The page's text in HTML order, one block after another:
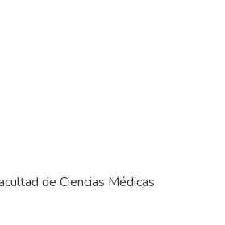
de Ciencias Médicas